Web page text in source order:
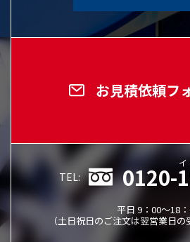
お見積依頼フ
TEL: 0120-
平日 9：00～18
（土日祝日のご注文は翌営業日の